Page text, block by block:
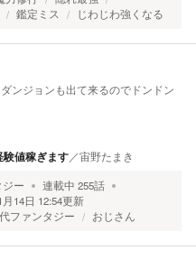
鑑定ミス じわじわ強くなる
ンジョンも出て来るのでドンドン
値稼ぎます／宙野たまき
ー 連載中 255話
14日 12:54更新
ファンタジー おじさん